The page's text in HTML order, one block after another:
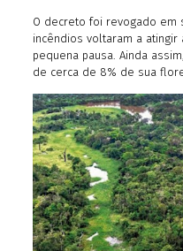
O decreto foi revogado em
incêndios voltaram a atingir
pequena pausa. Ainda
de cerca de 8% de sua